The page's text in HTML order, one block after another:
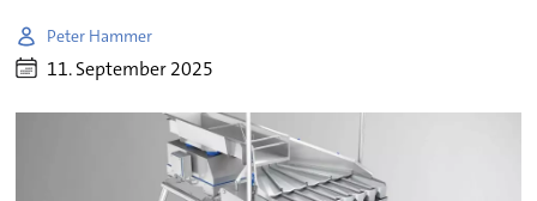
Peter Hammer
11. September 2025